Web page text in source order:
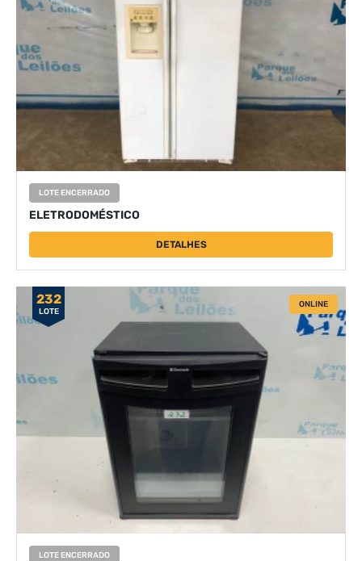
LOTE ENCERRADO
ELETRODOMÉSTICO
DETALHES
232
LOTE
ONLINE
LOTE ENCERRADO